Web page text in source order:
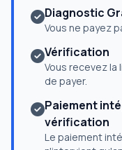
Diagnostic
Vous ne payez
Vérification
Vous recevez la
de payer.
Paiement
vérification
Le paiement